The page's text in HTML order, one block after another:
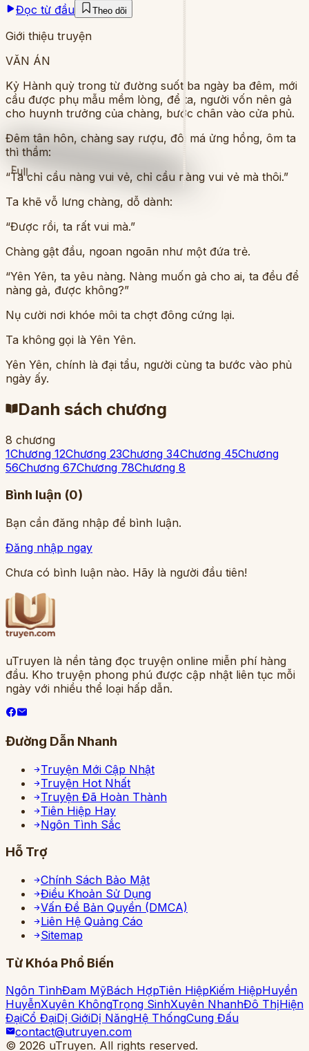
Full
Đọc từ đầu
Theo dõi
Giới thiệu truyện
VĂN ÁN
Kỷ Hành quỳ trong từ đường suốt ba ngày ba đêm, mới
cầu được phụ mẫu mềm lòng, để ta, người vốn nên gả
cho huynh trưởng của chàng, bước chân vào cửa phủ.
Đêm tân hôn, chàng say rượu, đôi má ửng hồng, ôm ta
thì thầm:
“Ta chỉ cầu nàng vui vẻ, chỉ cầu nàng vui vẻ mà thôi.”
Ta khẽ vỗ lưng chàng, dỗ dành:
“Được rồi, ta rất vui mà.”
Chàng gật đầu, ngoan ngoãn như một đứa trẻ.
“Yên Yên, ta yêu nàng. Nàng muốn gả cho ai, ta đều để
nàng gả, được không?”
Nụ cười nơi khóe môi ta chợt đông cứng lại.
Ta không gọi là Yên Yên.
Yên Yên, chính là đại tẩu, người cùng ta bước vào phủ
ngày ấy.
Danh sách chương
8 chương
1Chương 12Chương 23Chương 34Chương 45Chương
56Chương 67Chương 78Chương 8
Bình luận (0)
Bạn cần đăng nhập để bình luận.
Đăng nhập ngay
Chưa có bình luận nào. Hãy là người đầu tiên!
uTruyen là nền tảng đọc truyện online miễn phí hàng
đầu. Kho truyện phong phú được cập nhật liên tục mỗi
ngày với nhiều thể loại hấp dẫn.
Đường Dẫn Nhanh
Truyện Mới Cập Nhật
Truyện Hot Nhất
Truyện Đã Hoàn Thành
Tiên Hiệp Hay
Ngôn Tình Sắc
Hỗ Trợ
Chính Sách Bảo Mật
Điều Khoản Sử Dụng
Vấn Đề Bản Quyền (DMCA)
Liên Hệ Quảng Cáo
Sitemap
Từ Khóa Phổ Biến
Ngôn TìnhĐam MỹBách HợpTiên HiệpKiếm HiệpHuyền
HuyễnXuyên KhôngTrọng SinhXuyên NhanhĐô ThịHiện
ĐạiCổ ĐạiDị GiớiDị NăngHệ ThốngCung Đấu
contact@utruyen.com
© 2026 uTruyen. All rights reserved.